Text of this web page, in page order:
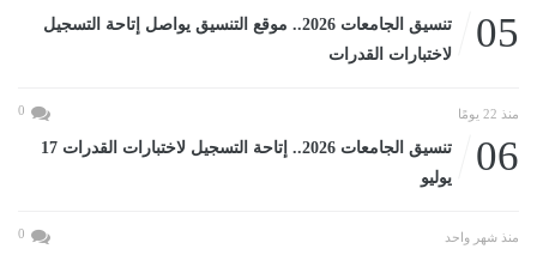
05
تنسيق الجامعات 2026.. موقع التنسيق يواصل إتاحة التسجيل
لاختبارات القدرات
منذ 22 يومًا 0
06
تنسيق الجامعات 2026.. إتاحة التسجيل لاختبارات القدرات 17
يوليو
منذ شهر واحد 0